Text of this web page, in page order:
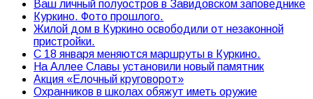
Ваш личный полуостров в Завидовском заповеднике
Куркино. Фото прошлого.
Жилой дом в Куркино освободили от незаконной
пристройки.
С 18 января меняются маршруты в Куркино.
На Аллее Славы установили новый памятник
Акция «Елочный круговорот»
Охранников в школах обяжут иметь оружие